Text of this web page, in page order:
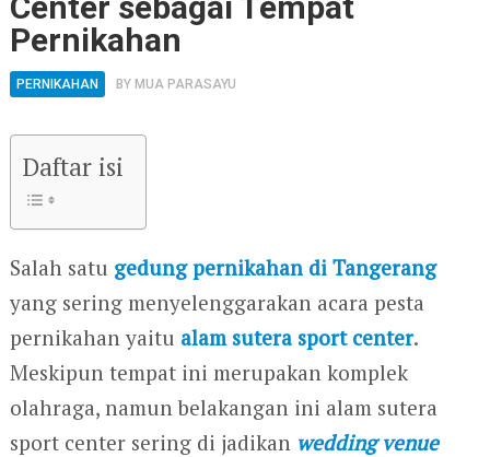
Pernikahan
PERNIKAHAN BY MUA PARASAYU
Daftar isi
Salah satu gedung pernikahan di Tangerang
yang sering menyelenggarakan acara pesta
pernikahan yaitu alam sutera sport center.
Meskipun tempat ini merupakan komplek
olahraga, namun belakangan ini alam sutera
sport center sering di jadikan wedding venue